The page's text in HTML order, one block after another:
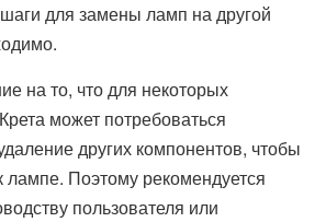
для замены ламп на другой
на то, что для некоторых
может потребоваться
других компонентов, чтобы
лампе. Поэтому рекомендуется
пользователя или